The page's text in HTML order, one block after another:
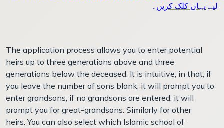
لیے یہاں کلک کریں
The application process allows you to enter potential
heirs up to three generations above and three
generations below the deceased. It is intuitive, in that, if
you leave the number of sons blank, it will prompt you to
enter grandsons; if no grandsons are entered, it will
prompt you for great-grandsons. Similarly for other
heirs. You can also select which Islamic school of